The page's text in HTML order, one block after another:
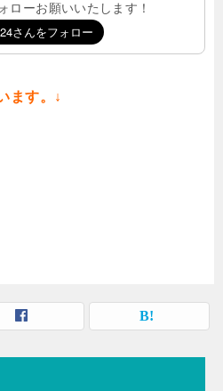
ローお願いいたします！
ます。↓